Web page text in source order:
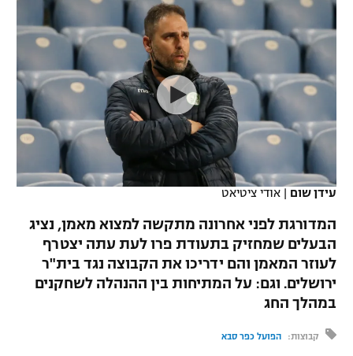
VOD
רץ ברשת
תוצאות
לוח שידורים
ברחבה
גביע המדינה
נבחרת ישראל
מכבי חיפה
בית"ר ירושלים
מכבי תל אביב
הפועל תל אביב
הפועל חיפה
הפועל באר שבע
ליגה גרמנית
ליגה ספרדית
ליגה איטלקית
ליגה צרפתית
ליגה הולנדית
ליגה טורקית
ליגה סינית
ליגה ברזילאית
ליגות נוספות
ליגה לאומית
כדורסל נשים
מכבי תל אביב
הפועל חולון
הפועל ירושלים
דני אבדיה
יורוליג
יורוקאפ
ענפים נוספים
טניס
כדורעף
שחייה
ג'ודו
אגרוף
ספורט אולימפי
UFC
עידן שום | אודי ציטיאט
המדורגת לפני אחרונה מתקשה למצוא מאמן, נציג
הבעלים שמחזיק בתעודת פרו לעת עתה יצטרף
לעוזר המאמן והם ידריכו את הקבוצה נגד בית"ר
ירושלים. וגם: על המתיחות בין ההנהלה לשחקנים
במהלך החג
קבוצות: הפועל כפר סבא